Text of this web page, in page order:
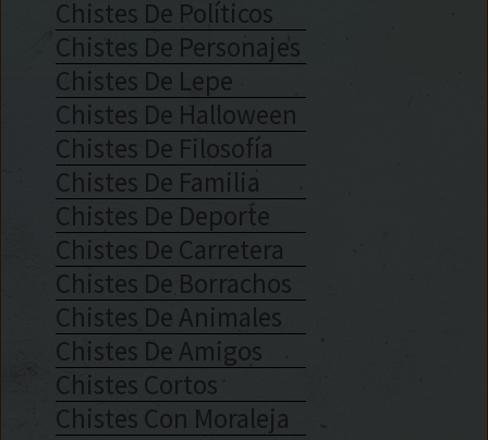
Chistes De Políticos
Chistes De Personajes
Chistes De Lepe
Chistes De Halloween
Chistes De Filosofía
Chistes De Familia
Chistes De Deporte
Chistes De Carretera
Chistes De Borrachos
Chistes De Animales
Chistes De Amigos
Chistes Cortos
Chistes Con Moraleja